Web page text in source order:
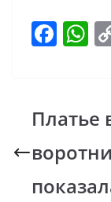
F
b
o
o
k
W
s
A
p
p
Платье